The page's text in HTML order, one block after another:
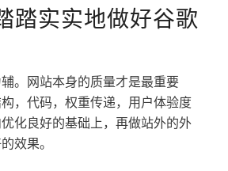
踏实实地做好谷歌
。网站本身的质量才是最重要
，代码，权重传递，用户体验度
化良好的基础上，再做站外的外
效果。